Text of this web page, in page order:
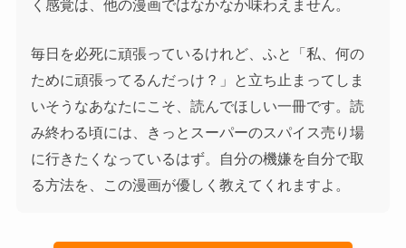
く感覚は、他の漫画ではなかなか味わえません。
毎日を必死に頑張っているけれど、ふと「私、何の
ために頑張ってるんだっけ？」と立ち止まってしま
いそうなあなたにこそ、読んでほしい一冊です。読
み終わる頃には、きっとスーパーのスパイス売り場
に行きたくなっているはず。自分の機嫌を自分で取
る方法を、この漫画が優しく教えてくれますよ。